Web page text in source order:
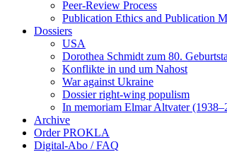
Peer-Review Process
Publication Ethics and Publication
Dossiers
USA
Dorothea Schmidt zum 80.
Konflikte in und um Nahost
War against Ukraine
Dossier right-wing populism
In me­mo­ri­am Elmar Altvater
Archive
Order PROKLA
Digital-Abo / FAQ